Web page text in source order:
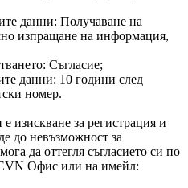
данни: Получаване на
изпращане на информация,
Съгласие;
данни: 10 години след
номер.
изискване за регистрация и
до невъзможност за
да оттегля съгласието си по
EVN Офис или на имейл: